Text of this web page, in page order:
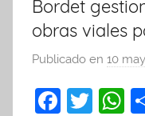
Bordet
obras viales
Publicado en 10
F
T